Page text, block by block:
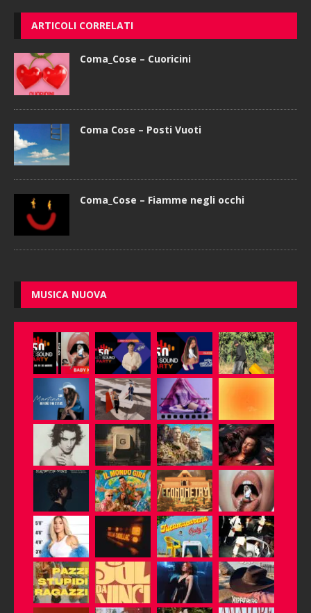
ARTICOLI CORRELATI
Coma_Cose – Cuoricini
Coma Cose – Posti Vuoti
Coma_Cose – Fiamme negli occhi
MUSICA NUOVA